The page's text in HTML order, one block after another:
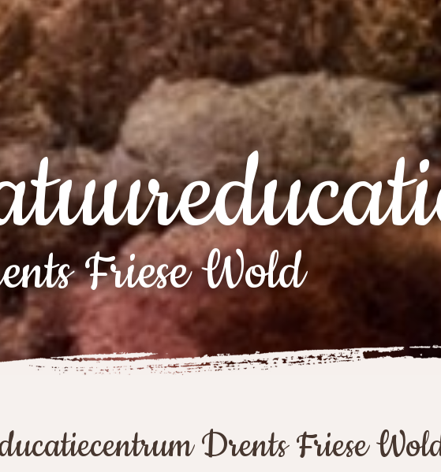
Friese Wold
Drents Friese